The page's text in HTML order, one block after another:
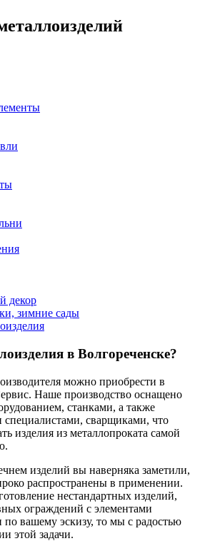
декор
зимние сады
в Волгореченске?
можно приобрести в
Наше производство оснащено
станками, а также
сварщиками, что
изделия из металлопроката самой
изделий вы наверняка заметили,
распространены в применении.
нестандартных изделий,
ограждений с элементами
по вашему эскизу, то мы с радостью
этой задачи.